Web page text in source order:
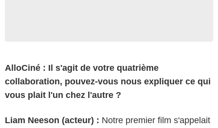
AlloCiné : Il s'agit de votre quatrième
collaboration, pouvez-vous nous expliquer ce qui
vous plait l'un chez l'autre ?
Liam Neeson (acteur) : Notre premier film s'appelait